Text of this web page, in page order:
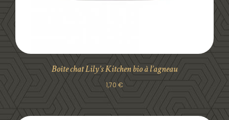
Boîte chat Lily’s Kitchen bio à l’agneau
1,70 €